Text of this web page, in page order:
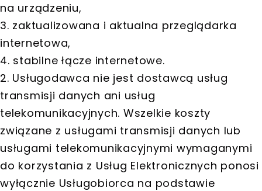
na urządzeniu,
3. zaktualizowana i aktualna przeglądarka
internetowa,
4. stabilne łącze internetowe.
2. Usługodawca nie jest dostawcą usług
transmisji danych ani usług
telekomunikacyjnych. Wszelkie koszty
związane z usługami transmisji danych lub
usługami telekomunikacyjnymi wymaganymi
do korzystania z Usług Elektronicznych ponosi
wyłącznie Usługobiorca na podstawie